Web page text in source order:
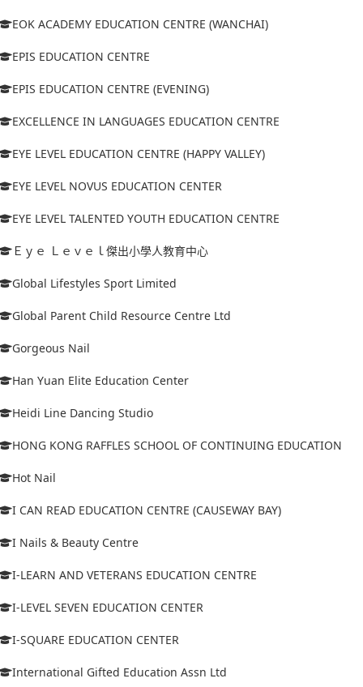
EOK ACADEMY EDUCATION CENTRE (WANCHAI)
EPIS EDUCATION CENTRE
EPIS EDUCATION CENTRE (EVENING)
EXCELLENCE IN LANGUAGES EDUCATION CENTRE
EYE LEVEL EDUCATION CENTRE (HAPPY VALLEY)
EYE LEVEL NOVUS EDUCATION CENTER
EYE LEVEL TALENTED YOUTH EDUCATION CENTRE
Ｅｙｅ Ｌｅｖｅｌ傑出小學人教育中心
Global Lifestyles Sport Limited
Global Parent Child Resource Centre Ltd
Gorgeous Nail
Han Yuan Elite Education Center
Heidi Line Dancing Studio
HONG KONG RAFFLES SCHOOL OF CONTINUING EDUCATION
Hot Nail
I CAN READ EDUCATION CENTRE (CAUSEWAY BAY)
I Nails & Beauty Centre
I-LEARN AND VETERANS EDUCATION CENTRE
I-LEVEL SEVEN EDUCATION CENTER
I-SQUARE EDUCATION CENTER
International Gifted Education Assn Ltd